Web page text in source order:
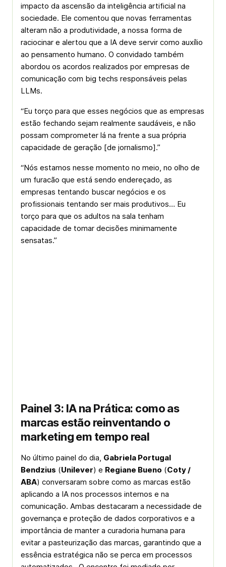
impacto da ascensão da inteligência artificial na
sociedade. Ele comentou que novas ferramentas
alteram não a produtividade, a nossa forma de
raciocinar e alertou que a IA deve servir como auxílio
ao pensamento humano. O convidado também
abordou os acordos realizados por empresas de
comunicação com big techs responsáveis pelas
LLMs.
“Eu torço para que esses negócios que as empresas
estão fechando sejam realmente saudáveis, e não
possam comprometer lá na frente a sua própria
capacidade de geração [de jornalismo].”
“Nós estamos nesse momento no meio, no olho de
um furacão que está sendo endereçado, as
empresas tentando buscar negócios e os
profissionais tentando ser mais produtivos… Eu
torço para que os adultos na sala tenham
capacidade de tomar decisões minimamente
sensatas.”
Painel 3: IA na Prática: como as
marcas estão reinventando o
marketing em tempo real
No último painel do dia, Gabriela Portugal
Bendzius (Unilever) e Regiane Bueno (Coty /
ABA) conversaram sobre como as marcas estão
aplicando a IA nos processos internos e na
comunicação. Ambas destacaram a necessidade de
governança e proteção de dados corporativos e a
importância de manter a curadoria humana para
evitar a pasteurização das marcas, garantindo que a
essência estratégica não se perca em processos